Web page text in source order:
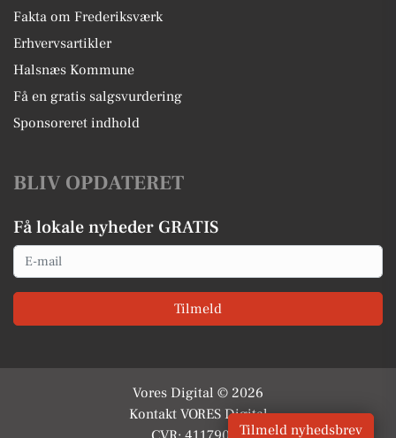
Fakta om Frederiksværk
Erhvervsartikler
Halsnæs Kommune
Få en gratis salgsvurdering
Sponsoreret indhold
BLIV OPDATERET
Få lokale nyheder GRATIS
Email
Tilmeld
Vores Digital © 2026
Kontakt VORES Digital
Tilmeld nyhedsbrev